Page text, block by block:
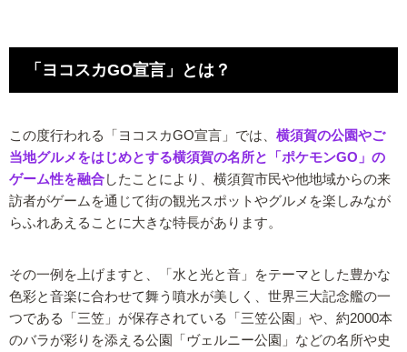
「ヨコスカGO宣言」とは？
この度行われる「ヨコスカGO宣言」では、 横須賀の公園やご
当地グルメをはじめとする横須賀の名所と「ポケモンGO」の
ゲーム性を融合したことにより、横須賀市民や他地域からの来
訪者がゲームを通じて街の観光スポットやグルメを楽しみなが
らふれあえることに大きな特長があります。
その一例を上げますと、「水と光と音」をテーマとした豊かな
色彩と音楽に合わせて舞う噴水が美しく、世界三大記念艦の一
つである「三笠」が保存されている「三笠公園」や、約2000本
のバラが彩りを添える公園「ヴェルニー公園」などの名所や史